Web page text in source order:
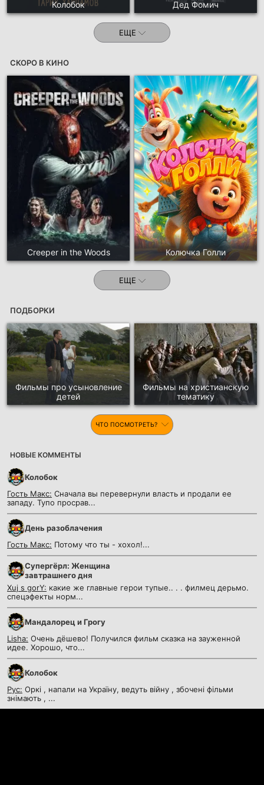
Колобок Дед Фомич
ЕЩЕ
СКОРО В КИНО
Creeper in the Woods Колючка Голли
ЕЩЕ
ПОДБОРКИ
Фильмы про усыновление
детей
Фильмы на христианскую
тематику
ЧТО ПОСМОТРЕТЬ?
НОВЫЕ КОММЕНТЫ
Колобок
Гость Макс: Сначала вы перевернули власть и продали ее
западу. Тупо просрав...
День разоблачения
Гость Макс: Потому что ты - хохол!...
Супергёрл: Женщина
завтрашнего дня
Xuj s gorY: какие же главные герои тупые.. . . филмец дерьмо.
спецэфекты норм...
Мандалорец и Грогу
Lisha: Очень дёшево! Получился фильм сказка на зауженной
идее. Хорошо, что...
Колобок
Рус: Оркі , напали на Україну, ведуть війну , збочені фільми
знімають , ...